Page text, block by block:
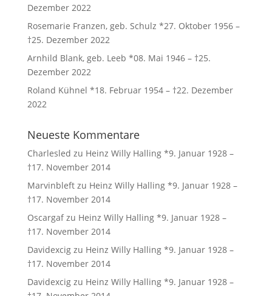
Dezember 2022
Rosemarie Franzen, geb. Schulz *27. Oktober 1956 –
†25. Dezember 2022
Arnhild Blank, geb. Leeb *08. Mai 1946 – †25.
Dezember 2022
Roland Kühnel *18. Februar 1954 – †22. Dezember
2022
Neueste Kommentare
Charlesled zu Heinz Willy Halling *9. Januar 1928 –
†17. November 2014
Marvinbleftzu Heinz Willy Halling *9. Januar 1928 –
†17. November 2014
Oscargafzu Heinz Willy Halling *9. Januar 1928 –
†17. November 2014
Davidexcigzu Heinz Willy Halling *9. Januar 1928 –
†17. November 2014
Davidexcigzu Heinz Willy Halling *9. Januar 1928 –